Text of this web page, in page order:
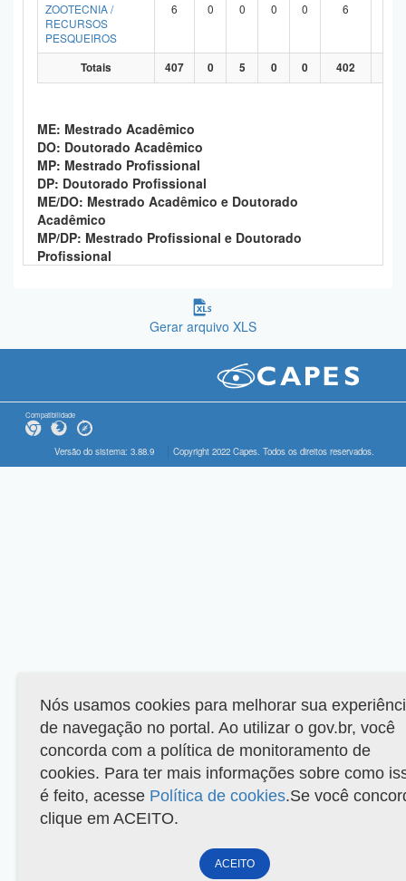
ZOOTECNIA /
RECURSOS
PESQUEIROS
6 0 0 0 0 6
Totais 407 0 5 0 0 402
ME: Mestrado Acadêmico
DO: Doutorado Acadêmico
MP: Mestrado Profissional
DP: Doutorado Profissional
ME/DO: Mestrado Acadêmico e Doutorado
Acadêmico
MP/DP: Mestrado Profissional e Doutorado
Profissional
Gerar arquivo XLS
Compatibilidade
Versão do sistema: 3.88.9 Copyright 2022 Capes. Todos os direitos reservados.
Nós usamos cookies para melhorar sua
de navegação no portal. Ao utilizar o gov.br, você
concorda com a política de monitoramento de
cookies. Para ter mais informações sobre como
é feito, acesse Política de cookies.Se você
clique em ACEITO.
ACEITO